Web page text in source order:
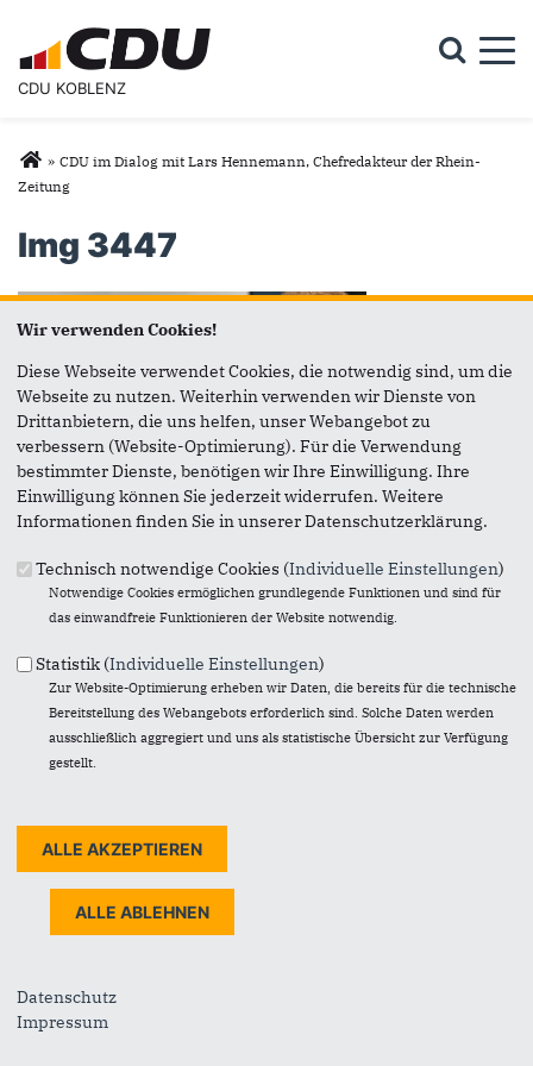
CDU KOBLENZ
Suchformular
Sie sind hier
» CDU im Dialog mit Lars Hennemann, Chefredakteur der Rhein-
Zeitung
Img 3447
Originales Bild downloaden
« Zurück zur Galerie
Impressum
Datenschutz
Wir verwenden Cookies!
Diese Webseite verwendet Cookies, die notwendig sind, um die
Webseite zu nutzen. Weiterhin verwenden wir Dienste von
Drittanbietern, die uns helfen, unser Webangebot zu
verbessern (Website-Optimierung). Für die Verwendung
bestimmter Dienste, benötigen wir Ihre Einwilligung. Ihre
Einwilligung können Sie jederzeit widerrufen. Weitere
Informationen finden Sie in unserer Datenschutzerklärung.
Technisch notwendige Cookies (Individuelle Einstellungen)
Notwendige Cookies ermöglichen grundlegende Funktionen und sind für
das einwandfreie Funktionieren der Website notwendig.
Statistik (Individuelle Einstellungen)
Zur Website-Optimierung erheben wir Daten, die bereits für die technische
Bereitstellung des Webangebots erforderlich sind. Solche Daten werden
ausschließlich aggregiert und uns als statistische Übersicht zur Verfügung
gestellt.
Datenschutz
Impressum